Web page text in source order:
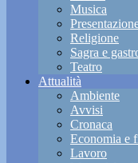
Musica
Religione
Sagra e
Teatro
Attualità
Ambiente
Avvisi
Cronaca
Economia e
Lavoro